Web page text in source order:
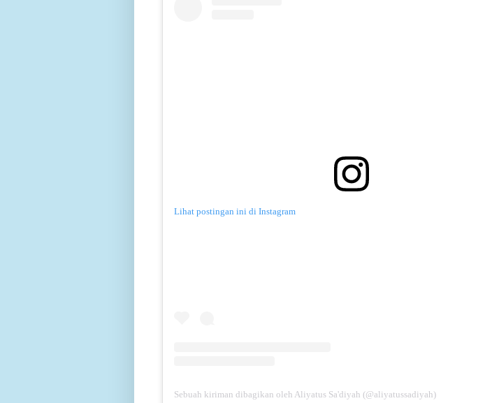
Lihat postingan ini di Instagram
Sebuah kiriman dibagikan oleh Aliyatus Sa'diyah (@aliyatussadiyah)